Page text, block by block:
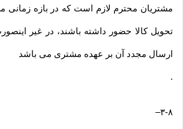
مشتریان محترم لازم است که در بازه
تحویل کالا حضور داشته باشند، در غیر
ارسال مجدد آن بر عهده مشتری می باشد
.
۳-۸–